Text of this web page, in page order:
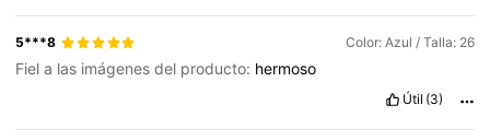
5***8 Color: Azul / Talla: 26
Fiel a las imágenes del producto: hermoso
Útil (3)